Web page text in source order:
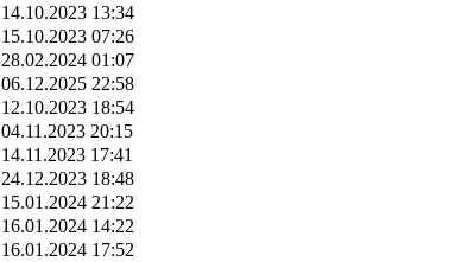
14.10.2023 13:34
15.10.2023 07:26
28.02.2024 01:07
06.12.2025 22:58
12.10.2023 18:54
04.11.2023 20:15
14.11.2023 17:41
24.12.2023 18:48
15.01.2024 21:22
16.01.2024 14:22
16.01.2024 17:52